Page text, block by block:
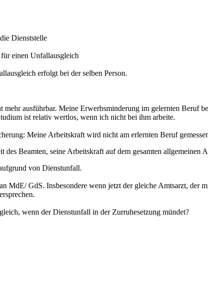
Dienststelle
einen Unfallausgleich
erfolgt bei der selben Person.
ausführbar. Meine Erwerbsminderung im gelernten Beruf
ist relativ wertlos, wenn ich nicht bei ihm arbeite.
Meine Arbeitskraft wird nicht am erlernten Beruf
Beamten, seine Arbeitskraft auf dem gesamten allgemeinen
von Dienstunfall.
MdE/ GdS. Insbesondere wenn jetzt der gleiche Amtsarzt, der
wenn der Dienstunfall in der Zurruhesetzung mündet?